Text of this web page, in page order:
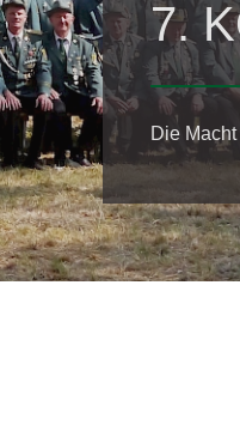
7.
Die